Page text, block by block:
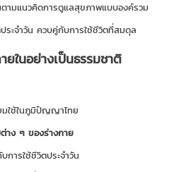
มแนวคิดการดูแลสุขภาพแบบองค์รวม
ระจำวัน ควบคู่กับการใช้ชีวิตที่สมดุล
ยในอย่างเป็นธรรมชาติ
มใช้ในภูมิปัญญาไทย
าง ๆ ของร่างกาย
การใช้ชีวิตประจำวัน